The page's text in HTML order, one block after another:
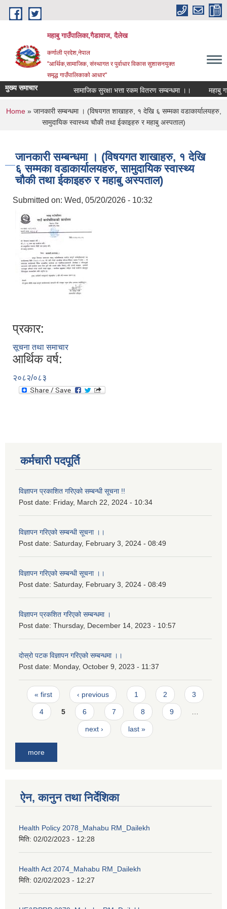
Skip to main content
महाबु गाउँपालिका,गैडावाज, दैलेख
कर्णाली प्रदेश,नेपाल
"आर्थिक,सामाजिक, संस्थागत र पुर्वाधार विकास सुशासनयुक्त
समृद्ध गाउँपालिकाकाे आधार"
मुख्य समाचार सामाजिक सुरक्षा भत्ता रकम वितरण सम्बन्धमा ।।
You are here
Home» जानकारी सम्बन्धमा । (विषयगत शाखाहरु, १ देखि ६ सम्मका वडाकार्यालयहरु,
सामुदायिक स्वास्थ्य चौकी तथा ईकाइहरु र महाबु अस्पताल)
जानकारी सम्बन्धमा । (विषयगत शाखाहरु, १ देखि
६ सम्मका वडाकार्यालयहरु, सामुदायिक स्वास्थ्य
चौकी तथा ईकाइहरु र महाबु अस्पताल)
Submitted on: Wed, 05/20/2026 - 10:32
प्रकार:
सूचना तथा समाचार
आर्थिक वर्ष:
२०८२/०८३
कर्मचारी पदपूर्ति
विज्ञापन प्रकाशित गरिएको सम्बन्धी सूचना !!
Post date: Friday, March 22, 2024 - 10:34
विज्ञापन गरिएको सम्बन्धी सूचना ।।
Post date: Saturday, February 3, 2024 - 08:49
विज्ञापन गरिएको सम्बन्धी सूचना ।।
Post date: Saturday, February 3, 2024 - 08:49
विज्ञापन प्रकशित गरिएको सम्बन्धमा ।
Post date: Thursday, December 14, 2023 - 10:57
दोस्रो पटक विज्ञापन गरिएको सम्बन्धमा ।।
Post date: Monday, October 9, 2023 - 11:37
Pages
« first ‹ previous 1 2 3
4 5 6 7 8 9
next › last »
more
ऐन, कानुन तथा निर्देशिका
Health Policy 2078_Mahabu RM_Dailekh
मिति: 02/02/2023 - 12:28
Health Act 2074_Mahabu RM_Dailekh
मिति: 02/02/2023 - 12:27